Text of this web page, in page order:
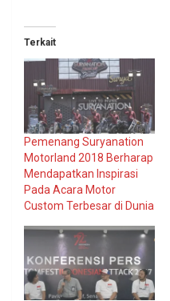
Terkait
Pemenang Suryanation
Motorland 2018 Berharap
Mendapatkan Inspirasi
Pada Acara Motor
Custom Terbesar di Dunia